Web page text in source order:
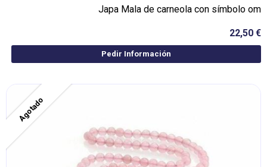
Japa Mala de carneola con símbolo om
22,50 €
Pedir Información
Agotado